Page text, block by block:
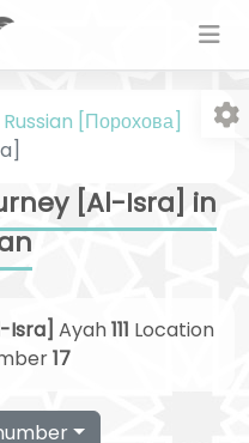
Russian [Порохова]
[Al-Isra] in
Isra] Ayah111 Location
17